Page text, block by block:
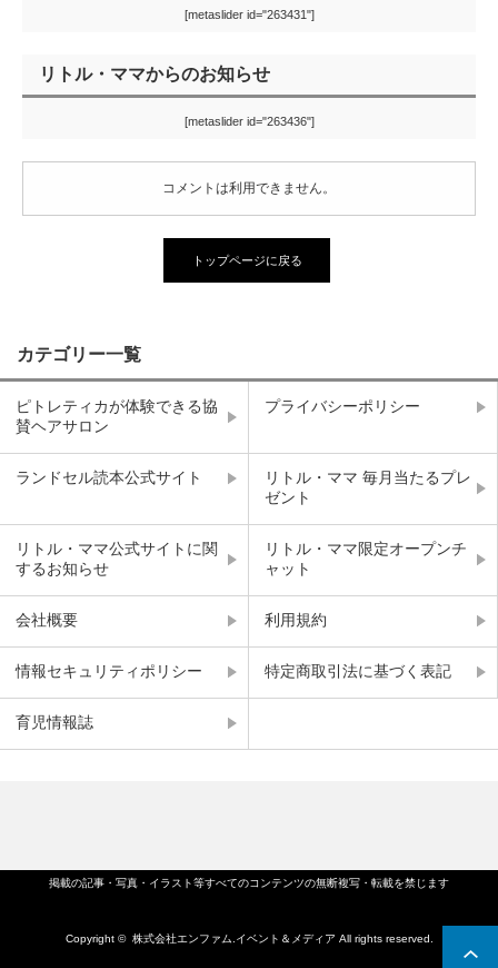
[metaslider id="263431"]
リトル・ママからのお知らせ
[metaslider id="263436"]
コメントは利用できません。
トップページに戻る
カテゴリー一覧
ピトレティカが体験できる協
賛ヘアサロン
プライバシーポリシー
ランドセル読本公式サイト
リトル・ママ 毎月当たるプレ
ゼント
リトル・ママ公式サイトに関
するお知らせ
リトル・ママ限定オープンチ
ャット
会社概要 利用規約
情報セキュリティポリシー 特定商取引法に基づく表記
育児情報誌
掲載の記事・写真・イラスト等すべてのコンテンツの無断複写・転載を禁じます
Copyright © 株式会社エンファム.イベント＆メディア All rights reserved.